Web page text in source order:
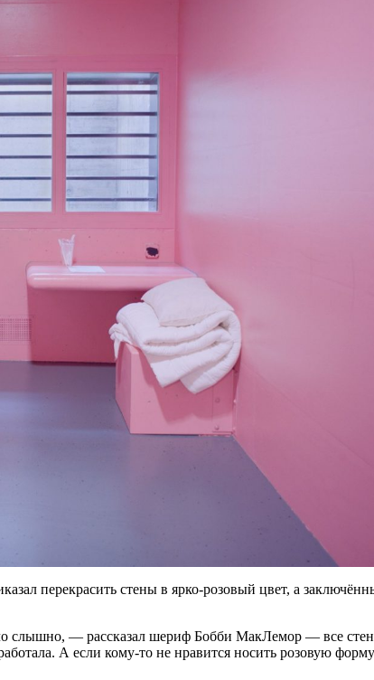
перекрасить стены в ярко-розовый цвет, а
слышно, — рассказал шериф Бобби МакЛемор — все
А если кому-то не нравится носить розовую